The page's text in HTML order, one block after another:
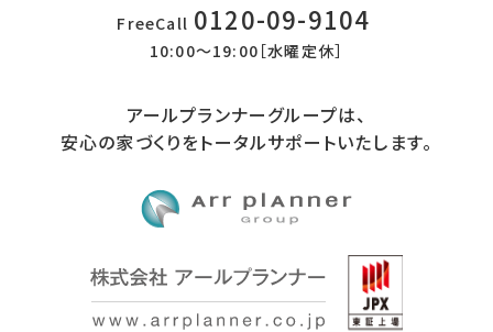
FreeCall 0120-09-9104
10:00〜19:00［水曜定休］
アールプランナーグループは、
安心の家づくりをトータルサポートいたします。